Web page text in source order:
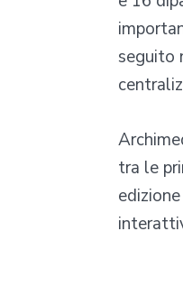
seguito
tra le